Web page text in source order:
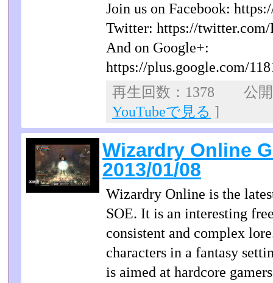
Join us on Facebook:
Twitter: https://twitter.com/
And on Google+:
https://plus.google.com/
再生回数：1378 公
YouTubeで見る ]
Wizardry Online
2013/01/08
Wizardry Online is the
SOE. It is an interesting
consistent and complex
characters in a fantasy
is aimed at hardcore